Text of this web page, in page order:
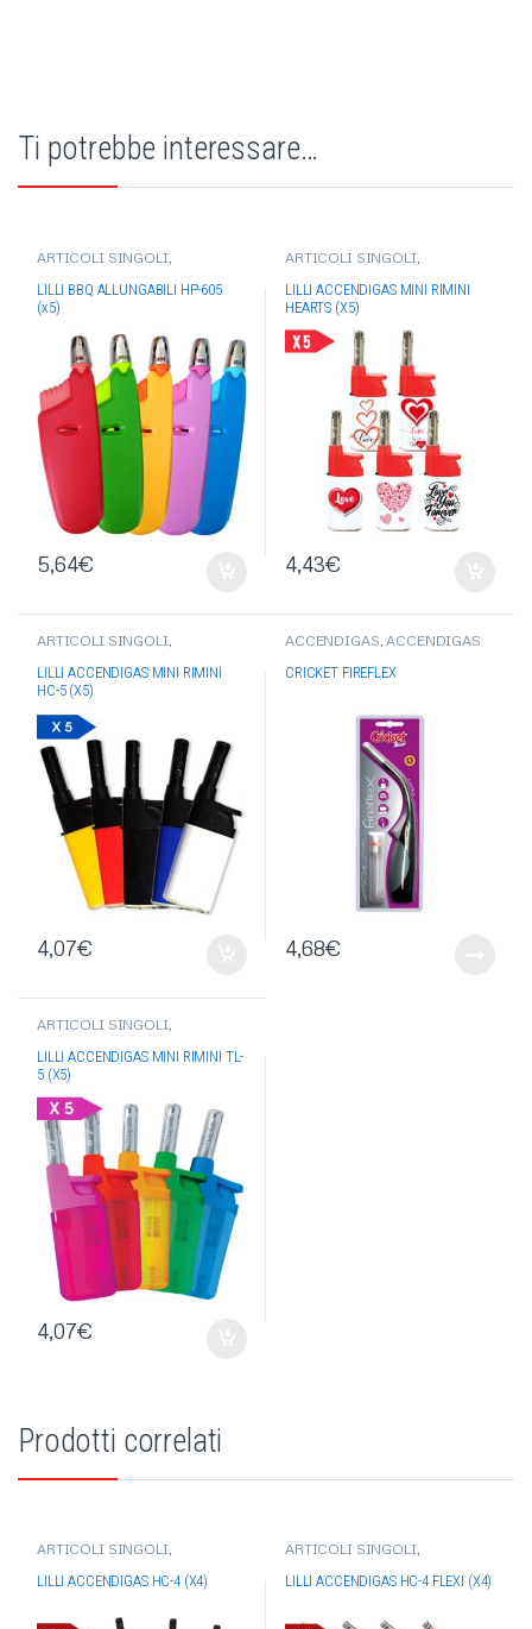
Ti potrebbe interessare…
ARTICOLI SINGOLI
ACCENDIGAS
LILLI,ACCENDIGAS CANNA
FISSA
LILLI BBQ ALLUNGABILI HP-605
(x5)
5,64€
ARTICOLI SINGOLI
ACCENDIGAS
LILLI,ACCENDIGAS CANNA
FISSA
LILLI ACCENDIGAS MINI RIMINI
HEARTS (X5)
4,43€
ARTICOLI SINGOLI,
LILLI,ACCENDIGAS CANNA
FISSA
LILLI ACCENDIGAS MINI RIMINI
HC-5 (X5)
4,07€
ACCENDIGAS,ACCENDIGAS
FLESSIBILI
CRICKET FIREFLEX
4,68€
ARTICOLI SINGOLI
ACCENDIGAS
LILLI,ACCENDIGAS CANNA
FISSA
LILLI ACCENDIGAS MINI RIMINI TL-
5 (X5)
4,07€
Prodotti correlati
ARTICOLI SINGOLI,
LILLI,ACCENDIGAS CANNA
FISSA
LILLI ACCENDIGAS HC-4 (X4)
ARTICOLI SINGOLI,
LILLI,ACCENDIGAS
FLESSIBILI
LILLI ACCENDIGAS HC-4 FLEXI (X4)